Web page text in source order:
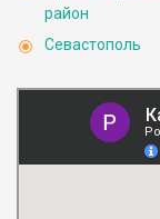
район
Севастополь